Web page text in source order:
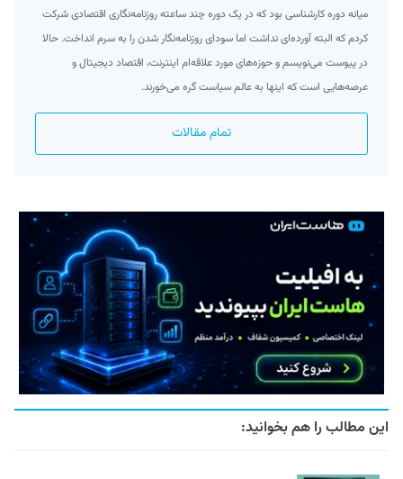
میانه دوره کارشناسی بود که در یک دوره چند ساعته روزنامه‌نگاری اقتصادی شرکت
کردم که البته آورده‌ای نداشت اما سودای روزنامه‌نگار شدن را به سرم انداخت. حالا
در پیوست می‌نویسم و حوزه‌‌های مورد علاقه‌ام اینترنت، اقتصاد دیجیتال و
عرصه‌هایی است که اینها به عالم سیاست گره می‌خورند.
تمام مقالات
این مطالب را هم بخوانید: